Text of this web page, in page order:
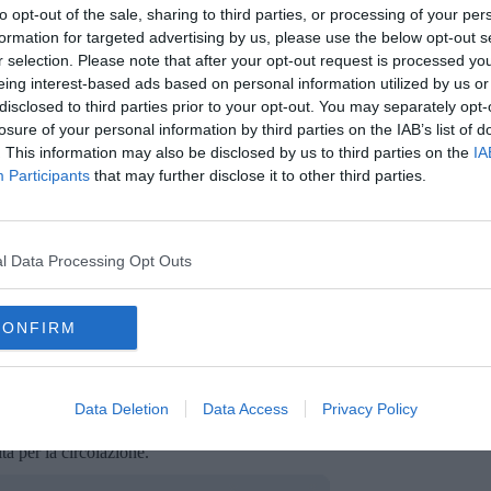
opt-out of the sale, sharing to third parties, or processing of your
for targeted advertising by us, please use the below opt-out
selection. Please note that after your opt-out request is processed
interest-based ads based on personal information utilized by us
to third parties prior to your opt-out. You may separately
of your personal information by third parties on the IAB’s list of
This information may also be disclosed by us to third parties on the
Participants that may further disclose it to other third parties.
Data Processing Opt Outs
Data Deletion Data Access Privacy Policy
canali attivati dalle singole Società concessionarie (siti
informazioni sono riportate anche su www.aiscat.it.
Polizia Stradale ed Arma dei Carabinieri incrementeranno
,che nelle giornate maggiormente interessate dagli
ed extraurbana principale, anche con il sorvolo dei
in stato di ebbrezza alcolica o sotto l’effetto di sostanze
lungo gli itinerari di collegamento con le destinazioni di
nelle ore notturne, di etilometri e precursori.
e ai veicoli per il trasporto collettivo di persone, in
per il rispetto dei limiti di velocità, particolarmente in
regole sul sorpasso e dell’uso corretto delle corsie di
microcriminalità nelle aree di servizio e di parcheggio
i presidi per l’assistenza ai viaggiatori, per
e per un rapido intervento di ripristino delle condizioni
per la circolazione.